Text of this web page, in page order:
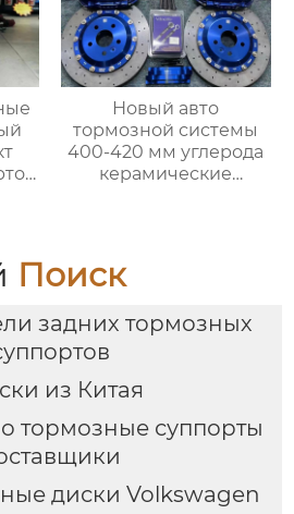
Новый авто
тормозной системы
400-420 мм углерода
керамические
Поиск
задних тормозных
из Китая
тормозные суппорты
диски Volkswagen